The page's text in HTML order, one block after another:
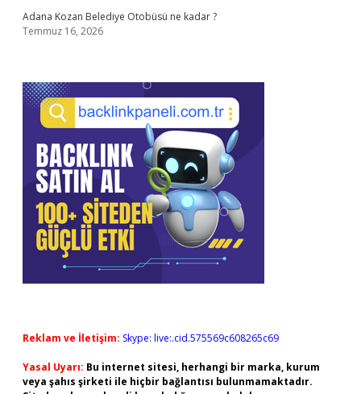
Adana Kozan Belediye Otobüsü ne kadar ?
Temmuz 16, 2026
Reklam ve İletişim: Skype: live:.cid.575569c608265c69
Yasal Uyarı: Bu internet sitesi, herhangi bir marka, kurum
veya şahıs şirketi ile hiçbir bağlantısı bulunmamaktadır.